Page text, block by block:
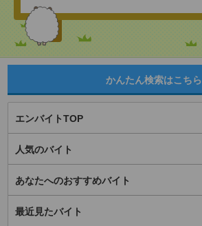
かんたん検索はこちら
エンバイトTOP
人気のバイト
あなたへのおすすめバイト
最近見たバイト